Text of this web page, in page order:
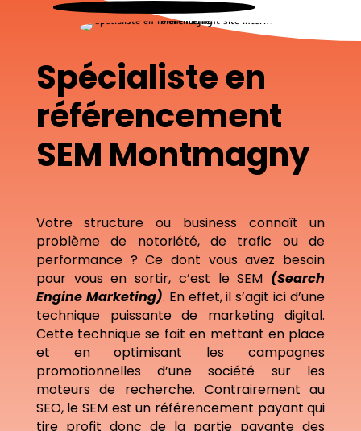
Spécialiste en
référencement
SEM Montmagny
Votre structure ou business connaît un
problème de notoriété, de trafic ou de
performance ? Ce dont vous avez besoin
pour vous en sortir, c’est le SEM (Search
Engine Marketing). En effet, il s’agit ici d’une
technique puissante de marketing digital.
Cette technique se fait en mettant en place
et en optimisant les campagnes
promotionnelles d’une société sur les
moteurs de recherche. Contrairement au
SEO, le SEM est un référencement payant qui
tire profit donc de la partie payante des